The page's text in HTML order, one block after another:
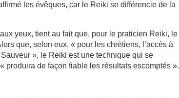
les évêques, car le Reiki se différencie de la
yeux, tient au fait que, pour le praticien Reiki, le
que, selon eux, « pour les chrétiens, l’accès à
», le Reiki est une technique qui se
produira de façon fiable les résultats escomptés ».